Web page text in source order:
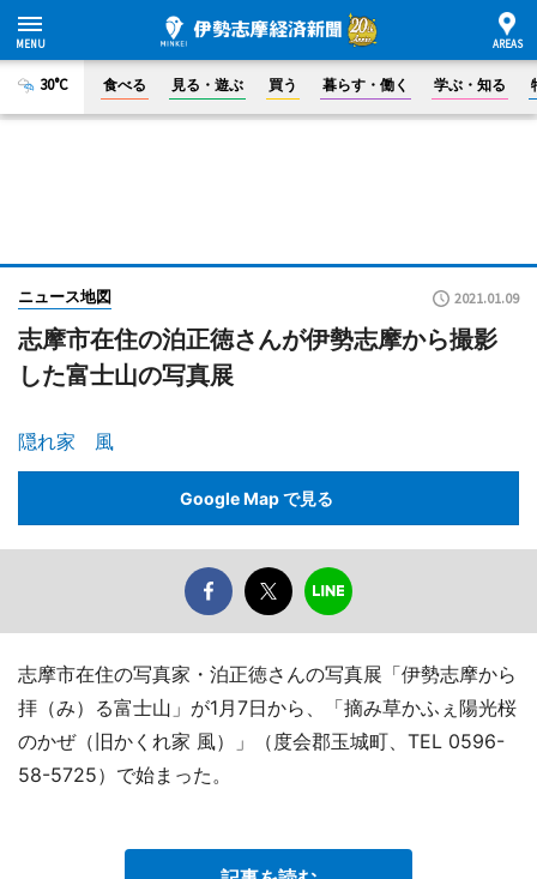
30°C 食べる 見る・遊ぶ 買う 暮らす・働く 学ぶ・知る
ニュース地図 2021.01.09
志摩市在住の泊正徳さんが伊勢志摩から撮影
した富士山の写真展
隠れ家 風
Google Map で見る
志摩市在住の写真家・泊正徳さんの写真展「伊勢志摩から
拝（み）る富士山」が1月7日から、「摘み草かふぇ陽光桜
のかぜ（旧かくれ家 風）」（度会郡玉城町、TEL 0596-
58-5725）で始まった。